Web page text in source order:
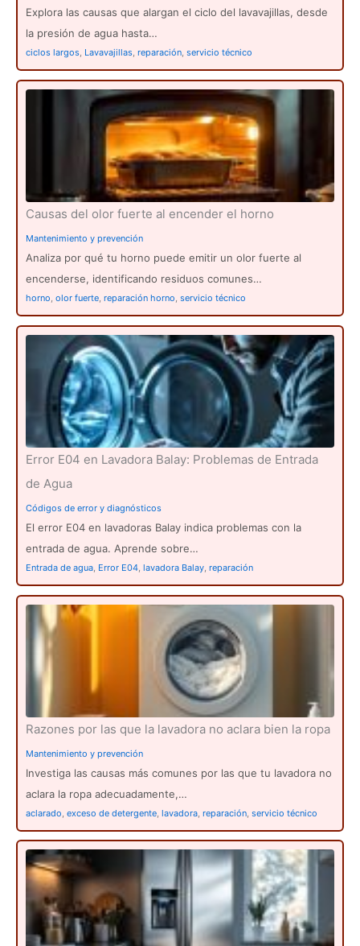
Explora las causas que alargan el ciclo del lavavajillas, desde
la presión de agua hasta…
ciclos largos Lavavajillas reparación servicio técnico
Causas del olor fuerte al encender el horno
Mantenimiento y prevención
Analiza por qué tu horno puede emitir un olor fuerte al
encenderse, identificando residuos comunes…
horno olor fuerte reparación horno servicio técnico
Error E04 en Lavadora Balay: Problemas de Entrada
de Agua
Códigos de error y diagnósticos
El error E04 en lavadoras Balay indica problemas con la
entrada de agua. Aprende sobre…
Entrada de agua Error E04 lavadora Balay reparación
Razones por las que la lavadora no aclara bien la ropa
Mantenimiento y prevención
Investiga las causas más comunes por las que tu lavadora no
aclara la ropa adecuadamente,…
aclarado exceso de detergente lavadora reparación servicio técnico